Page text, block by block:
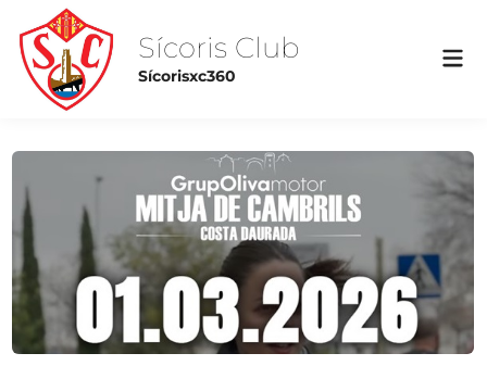
content
Sícoris Club
Sícorisxc360